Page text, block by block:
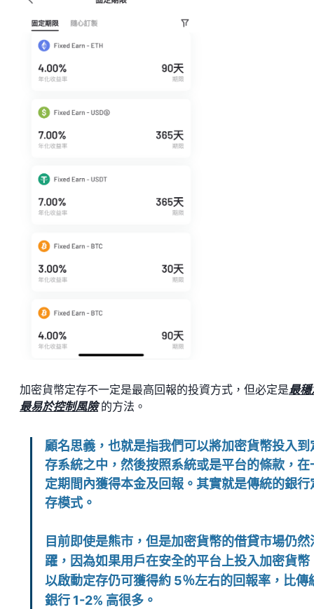
加密貨幣定存不一定是最高回報的投資方式，但必定是最穩
最易於控制風險 的方法。
顧名思義，也就是指我們可以將加密貨幣投入到
存系統之中，然後按照系統或是平台的條款，在
定期間內獲得本金及回報。其實就是傳統的銀行
存模式。
目前即使是熊市，但是加密貨幣的借貸市場仍然
躍，因為如果用戶在安全的平台上投入加密貨幣
以啟動定存仍可獲得約 5％左右的回報率，比傳
銀行 1-2% 高很多。